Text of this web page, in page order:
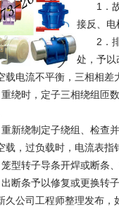
1．故
接反、电
2．排
处，予以
载电流不平衡，三相相差
时，定子三相绕组匝数
绕制定子绕组、检查并
载，过负载时，电流表
转子导条开焊或断条
条予以修复或更换转子
久公司工程师整理发布，